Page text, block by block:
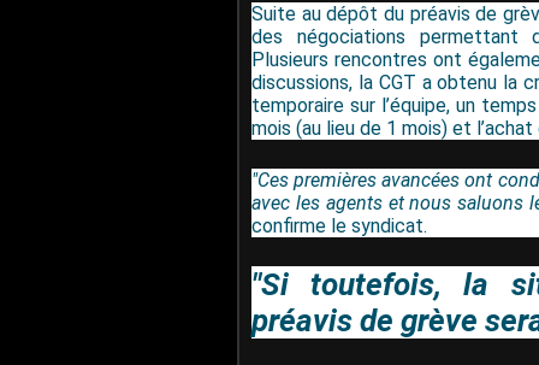
Suite au dépôt du préavis de
des négociations permettant
Plusieurs rencontres ont
discussions, la CGT a obtenu la
temporaire sur l’équipe, un
mois (au lieu de 1 mois) et
"Ces premières avancées ont
avec les agents et nous saluons
confirme le syndicat.
"Si toutefois, la
préavis de grève